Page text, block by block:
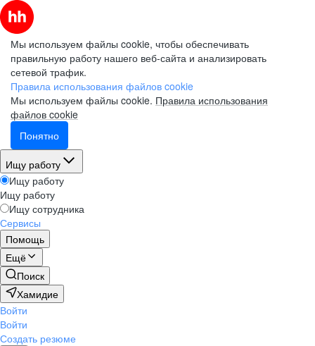
Мы используем файлы cookie, чтобы обеспечивать
правильную работу нашего веб-сайта и анализировать
сетевой трафик.
Правила использования файлов cookie
Мы используем файлы cookie. Правила использования
файлов cookie
Понятно
Ищу работу
Ищу работу
Ищу работу
Ищу сотрудника
Сервисы
Помощь
Ещё
Поиск
Хамидие
Войти
Войти
Создать резюме